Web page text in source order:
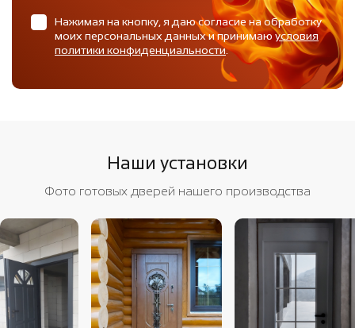
Нажимая на кнопку, я даю согласие на обработку
моих персональных данных и принимаюусловия
политики конфиденциальности.
Наши установки
Фото готовых дверей нашего производства